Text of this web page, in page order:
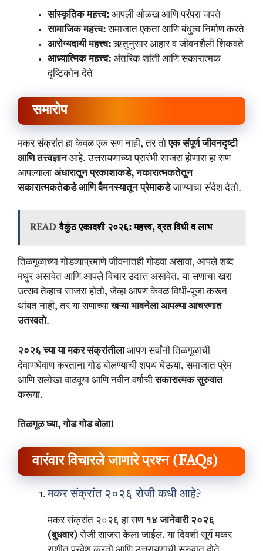
सांस्कृतिक महत्त्व: आपली ओळख आणि परंपरा जपते
सामाजिक महत्त्व:समाजात एकता आणि बंधुत्व निर्माण करते
आरोग्यदायी महत्त्व:ऋतुनुसार आहार व जीवनशैली शिकवते
आध्यात्मिक महत्त्व: अंतरिक शांती आणि सकारात्मक
दृष्टिकोन देते
समारोप
मकर संक्रांत हा केवळ एक सण नाही, तर तोएक संपूर्ण जीवनदृष्टी
आणि तत्त्वज्ञानआहे. उत्तरायणाच्या प्रारंभी साजरा होणारा हा सण
आपल्याला अंधारातून प्रकाशाकडे, नकारात्मकतेतून
सकारात्मकतेकडे आणि वैमनस्यातून प्रेमाकडेजाण्याचा संदेश देतो.
READ वैकुंठ एकादशी २०२६: महत्त्व, व्रत विधी व लाभ
तिळगूळाच्या गोडव्याप्रमाणे जीवनातही गोडवा असावा, आपले शब्द
मधुर असावेत आणि आपले विचार उदात्त असावेत. या सणाचा खरा
उत्सव तेव्हाच साजरा होतो, जेव्हा आपण केवळ विधी-पूजा करून
थांबत नाही, तर या सणाच्याखऱ्या भावनेला आपल्या आचरणात
उतरवतो.
२०२६ च्या या मकर संक्रांतीलाआपण सर्वांनी तिळगूळाची
देवाणघेवाण करताना गोड बोलण्याची शपथ घेऊया, समाजात प्रेम
आणि सलोखा वाढवूया आणि नवीन वर्षाचीसकारात्मक सुरुवात
करूया.
तिळगूळ घ्या, गोड गोड बोला!
वारंवार विचारले जाणारे प्रश्न (FAQs)
मकर संक्रांत २०२६ रोजी कधी आहे?
मकर संक्रांत २०२६ हा सण १४ जानेवारी २०२६
(बुधवार)रोजी साजरा केला जाईल. या दिवशी सूर्य मकर